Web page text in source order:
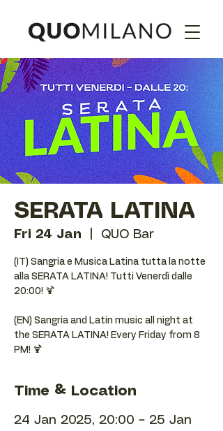
SERATA LATINA
Fri 24 Jan QUO Bar
(IT) Sangria e Musica Latina tutta la notte
alla SERATA LATINA! Tutti Venerdì dalle
20:00! 🍹
(EN) Sangria and Latin music all night at
the SERATA LATINA! Every Friday from 8
PM! 🍹
Time & Location
24 Jan 2025, 20:00 – 25 Jan